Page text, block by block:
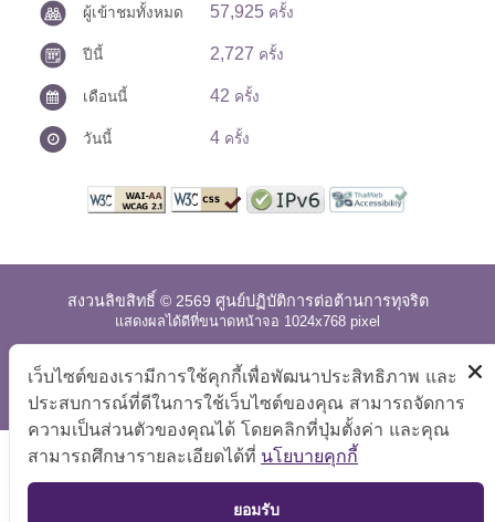
ผู้เข้าชมทั้งหมด 57,925 ครั้ง
ปีนี้ 2,727 ครั้ง
เดือนนี้ 42 ครั้ง
วันนี้ 4 ครั้ง
สงวนลิขสิทธิ์ © 2569 ศูนย์ปฏิบัติการต่อต้านการทุจริต
แสดงผลได้ดีที่ขนาดหน้าจอ 1024x768 pixel
แผนผังเว็บไซต์ คำถามที่พบบ่อย นโยบายเว็บไซต์
|
การปฏิเสธความรับผิด
TOP
เว็บไซต์ของเรามีการใช้คุกกี้เพื่อพัฒนาประสิทธิภาพ และ
ประสบการณ์ที่ดีในการใช้เว็บไซต์ของคุณ สามารถจัดการ
ความเป็นส่วนตัวของคุณได้ โดยคลิกที่ปุ่มตั้งค่า และคุณ
สามารถศึกษารายละเอียดได้ที่ นโยบายคุกกี้
ยอมรับ